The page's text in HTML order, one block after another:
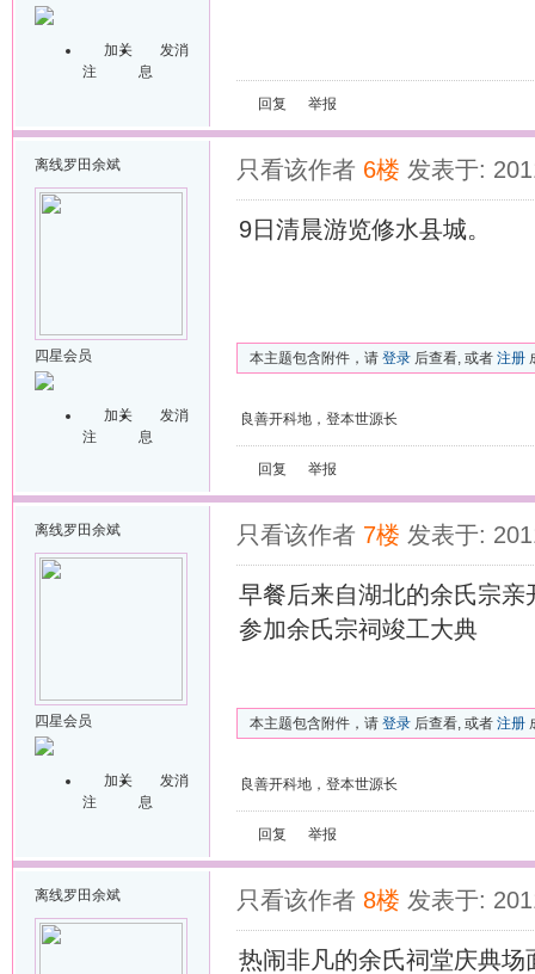
加关
注
发消
息
回复 举报
离线罗田余斌
四星会员
加关
注
发消
息
只看该作者 6楼 发表于:
9日清晨游览修水县城。
本主题包含附件，请 登录 后查看, 或者 注册
良善开科地，登本世源长
回复 举报
离线罗田余斌
四星会员
加关
注
发消
息
只看该作者 7楼 发表于:
早餐后来自湖北的余氏宗
参加余氏宗祠竣工大典
本主题包含附件，请 登录 后查看, 或者 注册
良善开科地，登本世源长
回复 举报
离线罗田余斌 只看该作者 8楼 发表于:
热闹非凡的余氏祠堂庆典场